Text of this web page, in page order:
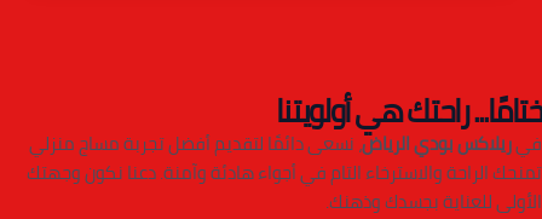
ختامًا... راحتك هي أولويتنا
فيريلاكس بودي الرياض، نسعى دائمًا لتقديم أفضل تجربة مساج منزلي
تمنحك الراحة والاسترخاء التام في أجواء هادئة وآمنة. دعنا نكون وجهتك
الأولى للعناية بجسدك وذهنك.